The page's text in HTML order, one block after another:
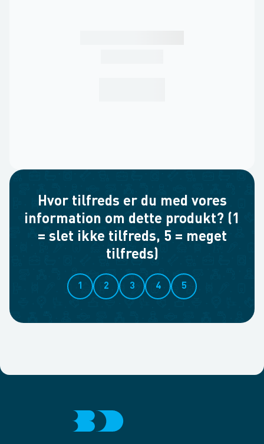
Hvor tilfreds er du med vores
information om dette produkt? (1
= slet ikke tilfreds, 5 = meget
tilfreds)
1 2 3 4 5